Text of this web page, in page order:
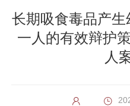
长期吸食毒品产
一人的有效辩护
人